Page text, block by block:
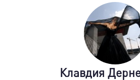
Клавдия